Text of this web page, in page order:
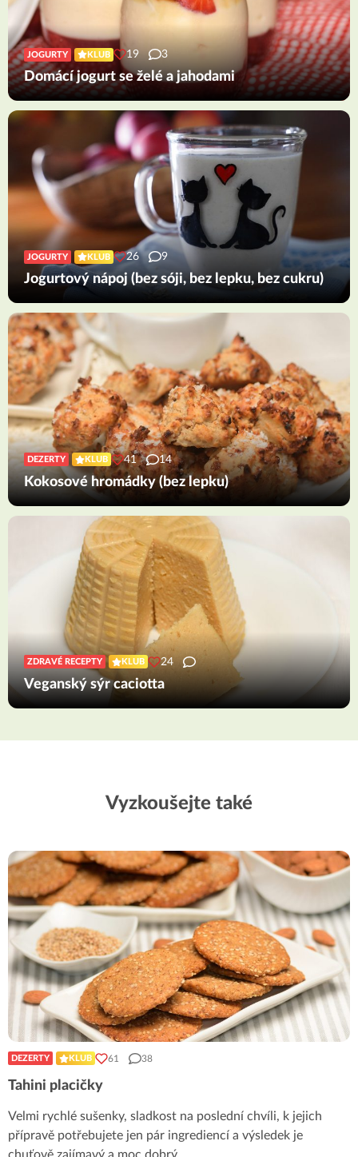
JOGURTY KLUB 19 3
Domácí jogurt se želé a jahodami
JOGURTY KLUB 26 9
Jogurtový nápoj (bez sóji, bez lepku, bez cukru)
DEZERTY KLUB 41 14
Kokosové hromádky (bez lepku)
ZDRAVÉ RECEPTY KLUB 24
Veganský sýr caciotta
Vyzkoušejte také
DEZERTY KLUB 61 38
Tahini placičky
Velmi rychlé sušenky, sladkost na poslední chvíli, k jejich
přípravě potřebujete jen pár ingrediencí a výsledek je